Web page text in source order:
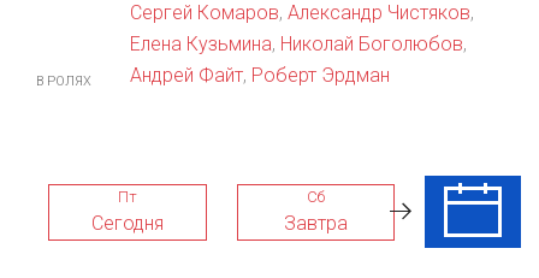
В РОЛЯХ
Сергей Комаров, Александр Чистяков,
Елена Кузьмина, Николай Боголюбов,
Андрей Файт, Роберт Эрдман
Пт
Сегодня
Сб
Завтра
Вс